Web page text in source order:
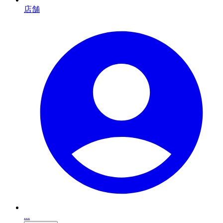
店舗
...